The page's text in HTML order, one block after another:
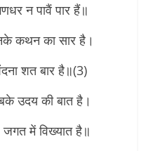
न पावैं पार हैं॥
कथन का सार है।
शत बार है॥(3)
उदय की बात है।
जगत में विख्यात है॥